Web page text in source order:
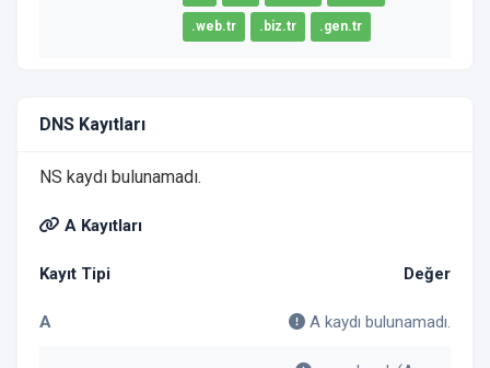
DNS Kayıtları
NS kaydı bulunamadı.
A Kayıtları
Kayıt Tipi Değer
A A kaydı bulunamadı.
.web.tr .biz.tr .gen.tr